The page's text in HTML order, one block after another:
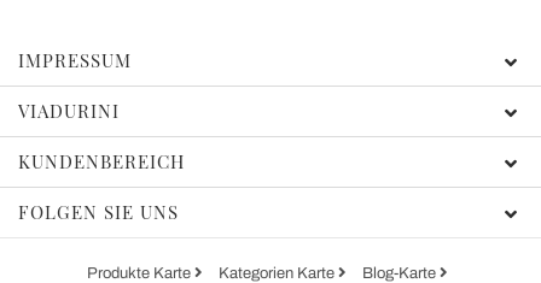
IMPRESSUM
VIADURINI
KUNDENBEREICH
FOLGEN SIE UNS
Produkte Karte Kategorien Karte Blog-Karte